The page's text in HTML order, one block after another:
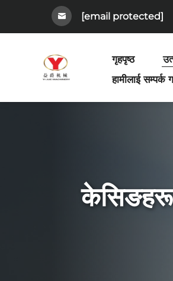
[email protected]
गृहपृष्ठ
हामीलाई सम्पर्क
केसिङहरू